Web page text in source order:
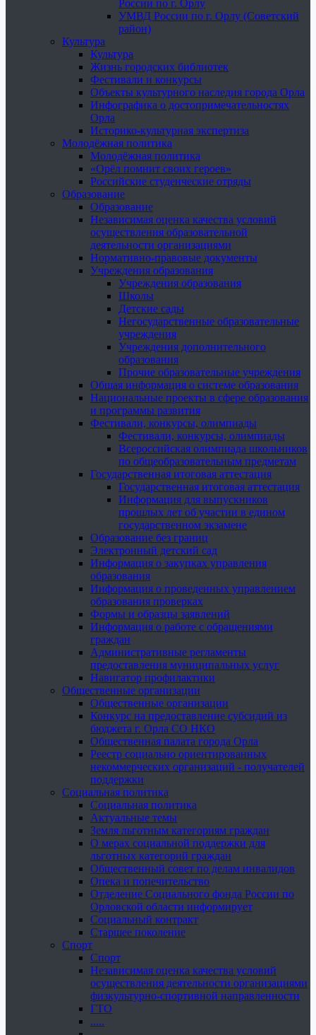
России по г. Орлу
УМВД России по г. Орлу (Советский
район)
Культура
Культура
Жизнь городских библиотек
Фестивали и конкурсы
Объекты культурного наследия города Орла
Инфографика о достопримечательностях
Орла
Историко-культурная экспертиза
Молодёжная политика
Молодёжная политика
«Орёл помнит своих героев»
Российские студенческие отряды
Образование
Образование
Независимая оценка качества условий
осуществления образовательной
деятельности организациями
Нормативно-правовые документы
Учреждения образования
Учреждения образования
Школы
Детские сады
Негосударственные образовательные
учреждения
Учреждения дополнительного
образования
Прочие образовательные учреждения
Общая информация о системе образования
Национальные проекты в сфере образования
и программы развития
Фестивали, конкурсы, олимпиады
Фестивали, конкурсы, олимпиады
Всероссийская олимпиада школьников
по общеобразовательным предметам
Государственная итоговая аттестация
Государственная итоговая аттестация
Информация для выпускников
прошлых лет об участии в едином
государственном экзамене
Образование без границ
Электронный детский сад
Информация о закупках управления
образования
Информация о проведенных управлением
образования проверках
Формы и образцы заявлений
Информация о работе с обращениями
граждан
Административные регламенты
предоставления муниципальных услуг
Навигатор профилактики
Общественные организации
Общественные организации
Конкурс на предоставление субсидий из
бюджета г. Орла СО НКО
Общественная палата города Орла
Реестр социально ориентированных
некоммерческих организаций - получателей
поддержки
Социальная политика
Социальная политика
Актуальные темы
Земля льготным категориям граждан
О мерах социальной поддержки для
льготных категорий граждан
Общественный совет по делам инвалидов
Опека и попечительство
Отделение Социального фонда России по
Орловской области информирует
Социальный контракт
Старшее поколение
Спорт
Спорт
Независимая оценка качества условий
осуществления деятельности организациями
физкультурно-спортивной направленности
ГТО
.....